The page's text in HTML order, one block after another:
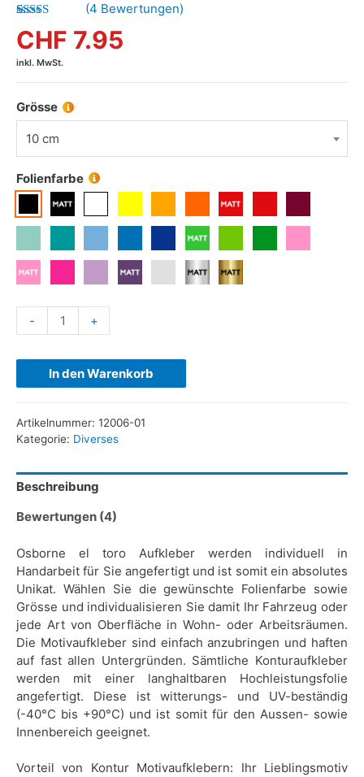
5.00 von 5,
basierend
auf
(4 Bewertungen)
CHF 7.95
inkl. MwSt.
Grösse
10 cm
Folienfarbe
- +
In den Warenkorb
Artikelnummer: 12006-01
Kategorie: Diverses
Beschreibung
Bewertungen (4)
Osborne el toro Aufkleber werden individuell in
Handarbeit für Sie angefertigt und ist somit ein absolutes
Unikat. Wählen Sie die gewünschte Folienfarbe sowie
Grösse und individualisieren Sie damit Ihr Fahrzeug oder
jede Art von Oberfläche in Wohn- oder Arbeitsräumen.
Die Motivaufkleber sind einfach anzubringen und haften
auf fast allen Untergründen. Sämtliche Konturaufkleber
werden mit einer langhaltbaren Hochleistungsfolie
angefertigt. Diese ist witterungs- und UV-beständig
(-40°C bis +90°C) und ist somit für den Aussen- sowie
Innenbereich geeignet.
Vorteil von Kontur Motivaufklebern: Ihr Lieblingsmotiv